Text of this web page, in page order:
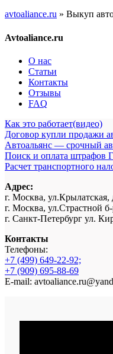
avtoaliance.ru » Выкуп
Avtoaliance.ru
О нас
Статьи
Контакты
Отзывы
FAQ
Как это работает(видео)
Договор купли продажи
Автоальянс — срочный
Поиск и оплата штрафов
Расчет транспортного
Адрес:
г. Москва, ул.Крылатская,
г. Москва, ул.Страстной
г. Санкт-Петербург ул.
Контакты
Телефоны:
+7 (499) 649-22-92;
+7 (909) 695-88-69
E-mail: